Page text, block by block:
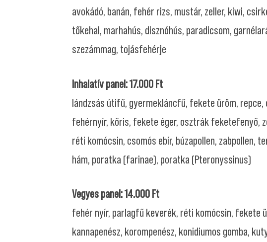
avokádó, banán, fehér rizs, mustár, zeller, kiwi,
tőkehal, marhahús, disznóhús, paradicsom,
szezámmag, tojásfehérje
Inhalatív panel: 17.000 Ft
lándzsás útifű, gyermekláncfű, fekete üröm,
fehérnyír, kőris, fekete éger, osztrák feketefenyő,
réti komócsin, csomós ebír, búzapollen,
hám, poratka (farinae), poratka (Pteronyssinus)
Vegyes panel: 14.000 Ft
fehér nyír, parlagfű keverék, réti komócsin, fekete
kannapenész, korompenész, konidiumos gomba,